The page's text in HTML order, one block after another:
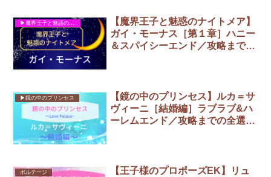
【魔界王子と魅惑のナイトメア】
ガイ・モーナス［第１章］ハニー
＆スパイシーエンド／攻略までの
▶︎鏡の中のプリンセス
【鏡の中のプリンセス】ルカ＝サ
ヴィーニ［結婚編］ラブラブ&ハ
ーレムエンド／攻略までの全選択
ボルテージ
【王子様のプロポーズEK】リュ